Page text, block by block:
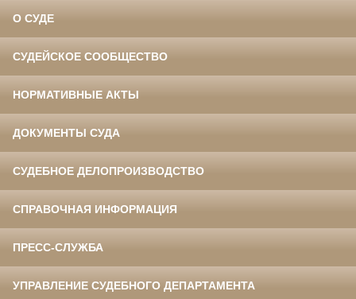
О СУДЕ
СУДЕЙСКОЕ СООБЩЕСТВО
НОРМАТИВНЫЕ АКТЫ
ДОКУМЕНТЫ СУДА
СУДЕБНОЕ ДЕЛОПРОИЗВОДСТВО
СПРАВОЧНАЯ ИНФОРМАЦИЯ
ПРЕСС-СЛУЖБА
УПРАВЛЕНИЕ СУДЕБНОГО ДЕПАРТАМЕНТА